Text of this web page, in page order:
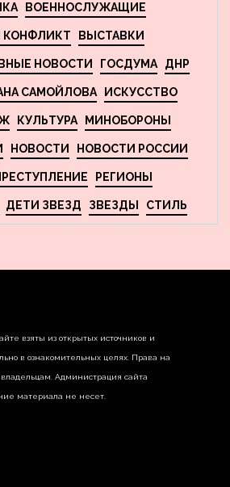
ВОЕННОСЛУЖАЩИЕ
КОНФЛИКТ ВЫСТАВКИ
НОВОСТИ ГОСДУМА ДНР
САМОЙЛОВА ИСКУССТВО
КУЛЬТУРА МИНОБОРОНЫ
НОВОСТИ НОВОСТИ РОССИИ
РЕГИОНЫ
ДЕТИ ЗВЕЗД ЗВЕЗДЫ СТИЛЬ
взяты из открытых источников и
в ознакомительных целях. Права на
Администрация сайта
материала не несет.